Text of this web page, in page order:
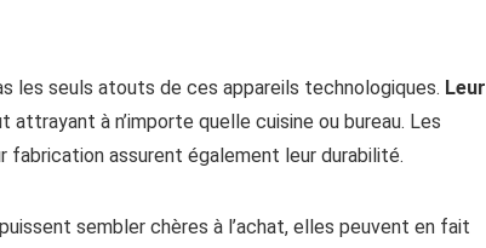
les seuls atouts de ces appareils technologiques. Leur
attrayant à n’importe quelle cuisine ou bureau. Les
fabrication assurent également leur durabilité.
sembler chères à l’achat, elles peuvent en fait